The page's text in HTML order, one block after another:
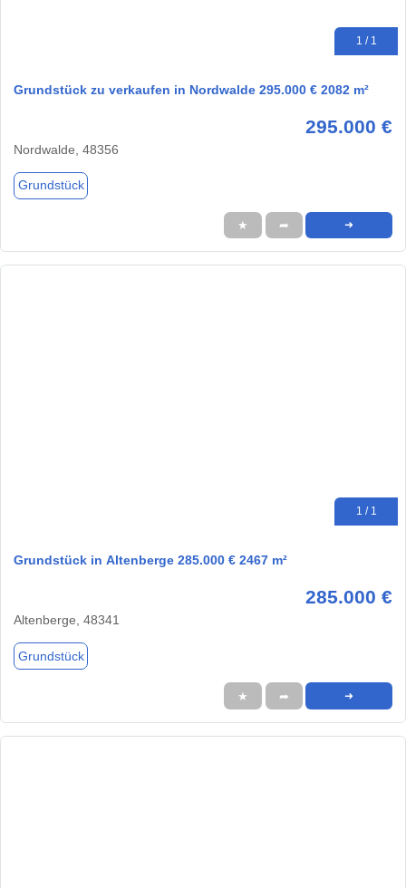
1 / 1
Grundstück zu verkaufen in Nordwalde 295.000 € 2082 m²
295.000 €
Nordwalde, 48356
Grundstück
★ ➦ ➜
1 / 1
Grundstück in Altenberge 285.000 € 2467 m²
285.000 €
Altenberge, 48341
Grundstück
★ ➦ ➜